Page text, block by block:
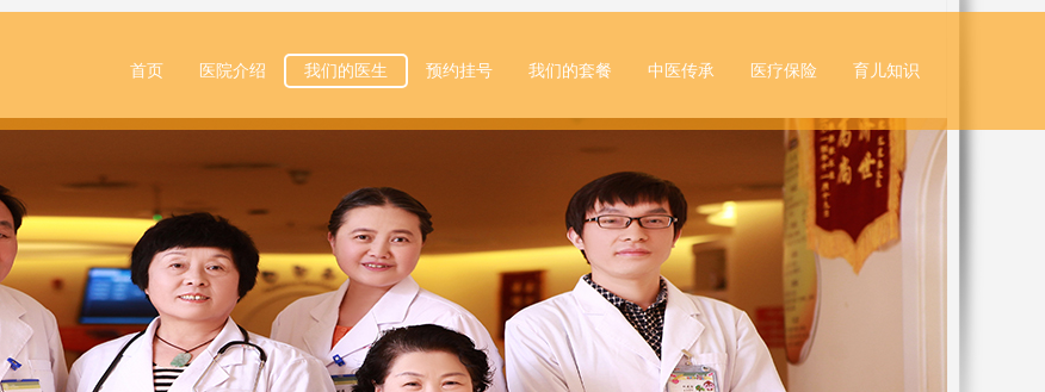
首页 医院介绍 我们的医生 预约挂号 我们的套餐 中医传承 医疗保险 育儿知识